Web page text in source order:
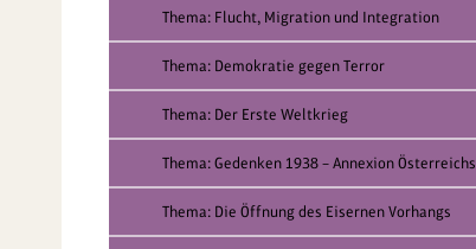
Thema: Flucht, Migration und Integration
Thema: Demokratie gegen Terror
Thema: Der Erste Weltkrieg
Thema: Gedenken 1938 – Annexion Österreichs
Thema: Die Öffnung des Eisernen Vorhangs